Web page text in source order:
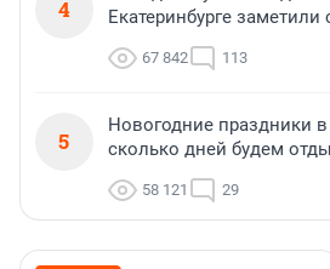
4
Екатеринбурге
67 842 113
5
Новогодние праздники в
сколько дней будем
58 121 29